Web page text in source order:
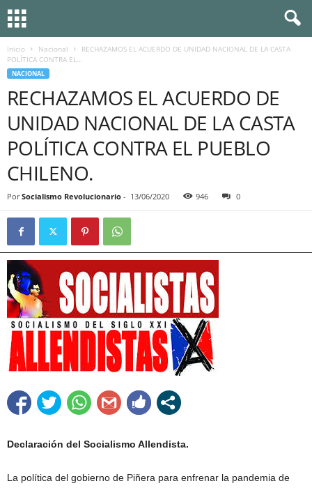
Inicio Nacional
RECHAZAMOS EL ACUERDO DE UNIDAD NACIONAL DE LA CASTA
POLÍTICA CONTRA EL...
NACIONAL
RECHAZAMOS EL ACUERDO DE
UNIDAD NACIONAL DE LA CASTA
POLÍTICA CONTRA EL PUEBLO
CHILENO.
Por Socialismo Revolucionario - 13/06/2020 946 0
Declaración del Socialismo Allendista.
La política del gobierno de Piñera para enfrenar la pandemia de